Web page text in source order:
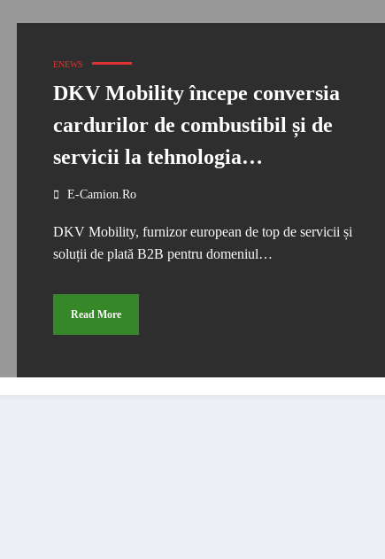
ENEWS
DKV Mobility începe conversia
cardurilor de combustibil și de
servicii la tehnologia
avantajoasă cu cip NFC
E-Camion.ro
DKV Mobility, furnizor european de top de servicii și
soluții de plată B2B pentru domeniul…
Read More